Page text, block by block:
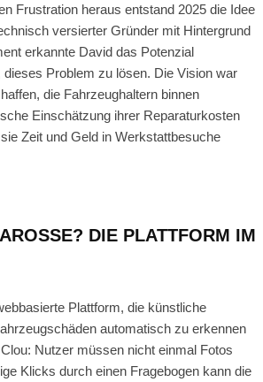
Frustration heraus entstand 2025 die Idee
versierter Gründer mit Hintergrund
erkannte David das Potenzial
dieses Problem zu lösen. Die Vision war
die Fahrzeughaltern binnen
Einschätzung ihrer Reparaturkosten
Zeit und Geld in Werkstattbesuche
DIE PLATTFORM IM
Plattform, die künstliche
automatisch zu erkennen
Nutzer müssen nicht einmal Fotos
Klicks durch einen Fragebogen kann die